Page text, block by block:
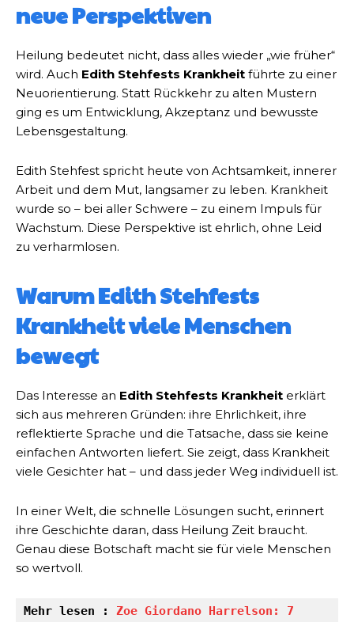
neue Perspektiven
Heilung bedeutet nicht, dass alles wieder „wie früher“
wird. Auch Edith Stehfests Krankheit führte zu einer
Neuorientierung. Statt Rückkehr zu alten Mustern
ging es um Entwicklung, Akzeptanz und bewusste
Lebensgestaltung.
Edith Stehfest spricht heute von Achtsamkeit, innerer
Arbeit und dem Mut, langsamer zu leben. Krankheit
wurde so – bei aller Schwere – zu einem Impuls für
Wachstum. Diese Perspektive ist ehrlich, ohne Leid
zu verharmlosen.
Warum Edith Stehfests
Krankheit viele Menschen
bewegt
Das Interesse an Edith Stehfests Krankheit erklärt
sich aus mehreren Gründen: ihre Ehrlichkeit, ihre
reflektierte Sprache und die Tatsache, dass sie keine
einfachen Antworten liefert. Sie zeigt, dass Krankheit
viele Gesichter hat – und dass jeder Weg individuell ist.
In einer Welt, die schnelle Lösungen sucht, erinnert
ihre Geschichte daran, dass Heilung Zeit braucht.
Genau diese Botschaft macht sie für viele Menschen
so wertvoll.
Mehr lesen : Zoe Giordano Harrelson: 7